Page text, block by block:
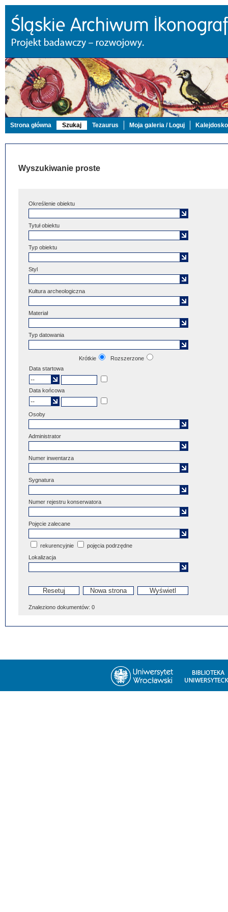
Strona główna Szukaj Tezaurus Moja galeria / Loguj
Wyszukiwanie proste
Określenie obiektu
Tytuł obiektu
Typ obiektu
Styl
Kultura archeologiczna
Materiał
Typ datowania
Krótkie
Rozszerzone
Data startowa
Data końcowa
Osoby
Administrator
Numer inwentarza
Sygnatura
Numer rejestru konserwatora
Pojęcie zalecane
rekurencyjnie
pojęcia podrzędne
Lokalizacja
Znaleziono dokumentów: 0